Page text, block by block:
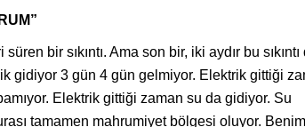
bir sıkıntı. Ama son bir, iki aydır bu sıkıntı
gidiyor 3 gün 4 gün gelmiyor. Elektrik gittiği
Elektrik gittiği zaman su da gidiyor. Su
tamamen mahrumiyet bölgesi oluyor.